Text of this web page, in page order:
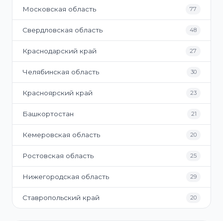
Московская область 77
Свердловская область 48
Краснодарский край 27
Челябинская область 30
Красноярский край 23
Башкортостан 21
Кемеровская область 20
Ростовская область 25
Нижегородская область 29
Ставропольский край 20